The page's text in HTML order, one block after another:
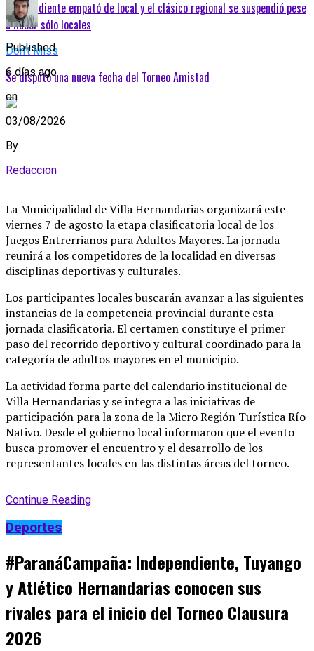
Independiente empató de local y el clásico regional se suspendió pese
a haber sólo locales
Don't Miss
Se disputó una nueva fecha del Torneo Amistad
Published
6 días ago
on
03/08/2026
By
Redaccion
La Municipalidad de Villa Hernandarias organizará este
viernes 7 de agosto la etapa clasificatoria local de los
Juegos Entrerrianos para Adultos Mayores. La jornada
reunirá a los competidores de la localidad en diversas
disciplinas deportivas y culturales.
Los participantes locales buscarán avanzar a las siguientes
instancias de la competencia provincial durante esta
jornada clasificatoria. El certamen constituye el primer
paso del recorrido deportivo y cultural coordinado para la
categoría de adultos mayores en el municipio.
La actividad forma parte del calendario institucional de
Villa Hernandarias y se integra a las iniciativas de
participación para la zona de la Micro Región Turística Río
Nativo. Desde el gobierno local informaron que el evento
busca promover el encuentro y el desarrollo de los
representantes locales en las distintas áreas del torneo.
Continue Reading
Deportes
#ParanáCampaña: Independiente, Tuyango
y Atlético Hernandarias conocen sus
rivales para el inicio del Torneo Clausura
2026